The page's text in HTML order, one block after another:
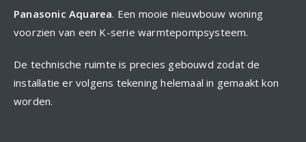
Panasonic Aquarea. Een mooie nieuwbouw woning
voorzien van een K-serie warmtepompsysteem.
De technische ruimte is precies gebouwd zodat de
installatie er volgens tekening helemaal in gemaakt kon
worden.